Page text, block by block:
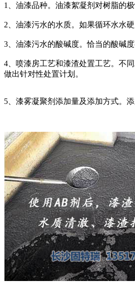
1、油漆品种。油漆絮凝剂对树脂的
2、油漆污水的水质。如果循环水水
3、油漆污水的酸碱度。恰当的酸碱
4、喷漆房工艺和漆渣处置工艺。不
做出针对性处置计划。
5、漆雾凝聚剂添加量及添加方式。